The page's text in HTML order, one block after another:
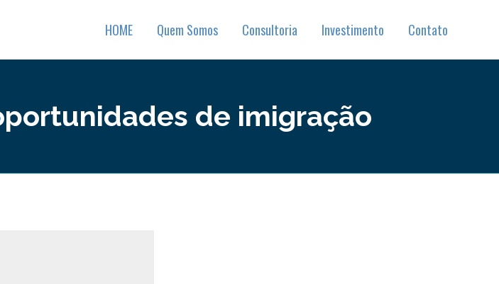
HOME Quem Somos Consultoria Investimento Contato
de imigração